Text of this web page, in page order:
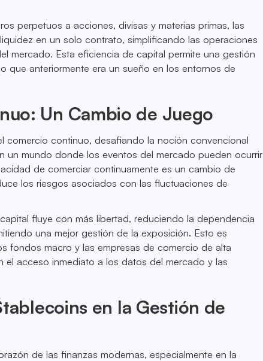
perpetuos a acciones, divisas y materias primas, las
en un solo contrato, simplificando las operaciones
mercado. Esta eficiencia de capital permite una gestión
que anteriormente era un sueño en los entornos de
Un Cambio de Juego
comercio continuo, desafiando la noción convencional
un mundo donde los eventos del mercado pueden ocurrir
de comerciar continuamente es un cambio de
los riesgos asociados con las fluctuaciones de
fluye con más libertad, reduciendo la dependencia
una mejor gestión de la exposición. Esto es
fondos macro y las empresas de comercio de alta
el acceso inmediato a los datos del mercado y las
en la Gestión de
de las finanzas modernas, especialmente en la